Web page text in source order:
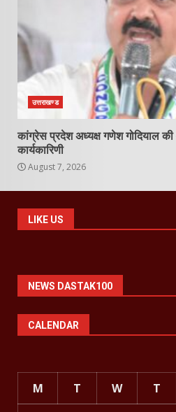
उत्तराखण्ड
कांग्रेस प्रदेश अध्यक्ष गणेश गोदियाल की
कार्यकारिणी
August 7, 2026
LIKE US
NEWS DASTAK100
CALENDAR
M T W T